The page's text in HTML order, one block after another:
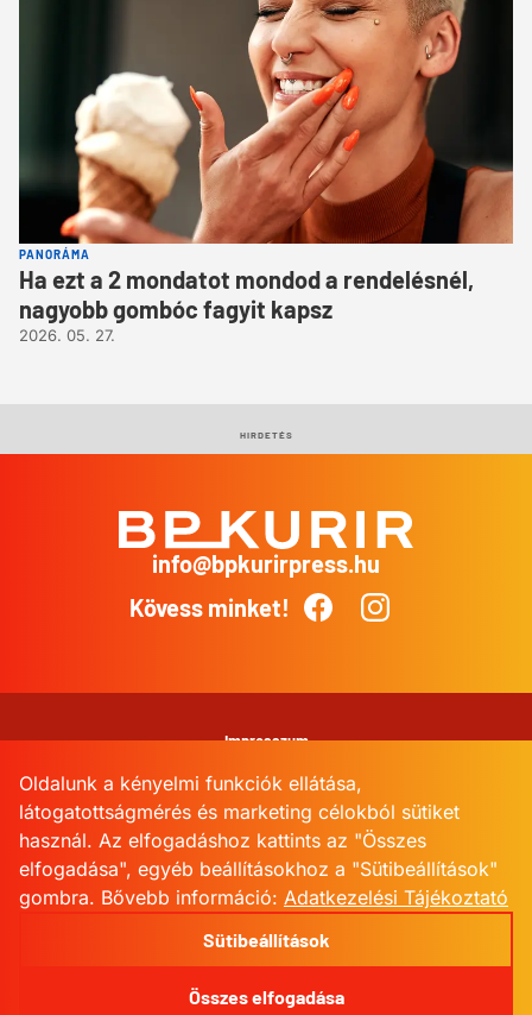
PANORÁMA
Ha ezt a 2 mondatot mondod a rendelésnél,
nagyobb gombóc fagyit kapsz
2026. 05. 27.
HIRDETÉS
info@bpkurirpress.hu
Kövess minket!
© 2026 BPKurir
Impresszum
Adatkezelési Tájékoztató
Kommentkezelési szabályzat
Sütibeállítások
powered byskape.io
Oldalunk a kényelmi funkciók ellátása,
látogatottságmérés és marketing célokból sütiket
használ. Az elfogadáshoz kattints az "Összes
elfogadása", egyéb beállításokhoz a "Sütibeállítások"
gombra. Bővebb információ: Adatkezelési Tájékoztató
Sütibeállítások
Összes elfogadása